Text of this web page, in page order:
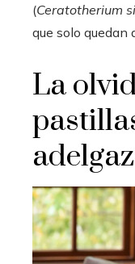
(Ceratotherium
que solo quedan
La